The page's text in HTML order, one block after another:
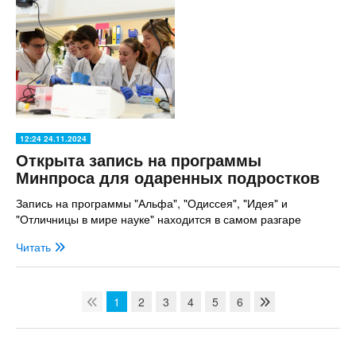
12:24 24.11.2024
Открыта запись на программы
Минпроса для одаренных подростков
Запись на программы "Альфа", "Одиссея", "Идея" и
"Отличницы в мире науке" находится в самом разгаре
Читать
1 2 3 4 5 6